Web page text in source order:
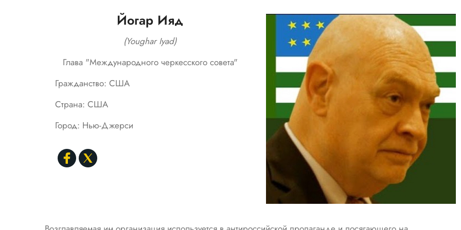
Йогар Ияд
(Youghar Iyad)
Глава "Международного черкесского совета"
Гражданство: США
Страна: США
Город: Нью-Джерси